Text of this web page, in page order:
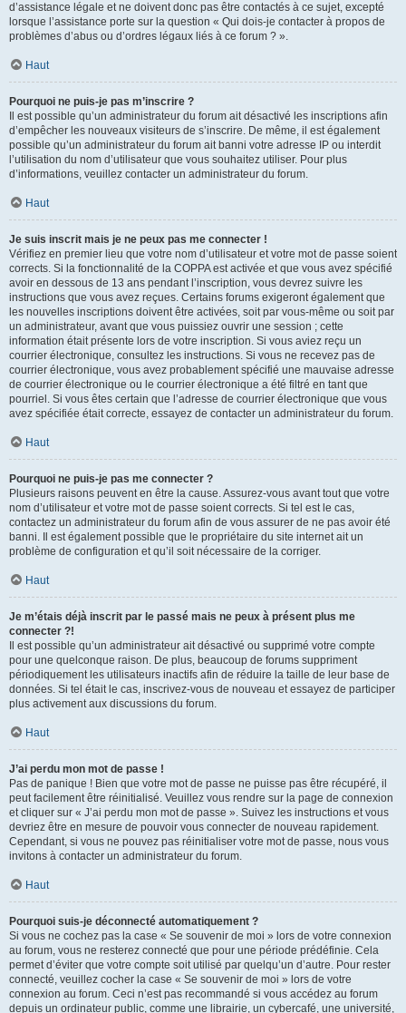
d’assistance légale et ne doivent donc pas être contactés à ce sujet, excepté
lorsque l’assistance porte sur la question « Qui dois-je contacter à propos de
problèmes d’abus ou d’ordres légaux liés à ce forum ? ».
Haut
Pourquoi ne puis-je pas m’inscrire ?
Il est possible qu’un administrateur du forum ait désactivé les inscriptions afin
d’empêcher les nouveaux visiteurs de s’inscrire. De même, il est également
possible qu’un administrateur du forum ait banni votre adresse IP ou interdit
l’utilisation du nom d’utilisateur que vous souhaitez utiliser. Pour plus
d’informations, veuillez contacter un administrateur du forum.
Haut
Je suis inscrit mais je ne peux pas me connecter !
Vérifiez en premier lieu que votre nom d’utilisateur et votre mot de passe soient
corrects. Si la fonctionnalité de la COPPA est activée et que vous avez spécifié
avoir en dessous de 13 ans pendant l’inscription, vous devrez suivre les
instructions que vous avez reçues. Certains forums exigeront également que
les nouvelles inscriptions doivent être activées, soit par vous-même ou soit par
un administrateur, avant que vous puissiez ouvrir une session ; cette
information était présente lors de votre inscription. Si vous aviez reçu un
courrier électronique, consultez les instructions. Si vous ne recevez pas de
courrier électronique, vous avez probablement spécifié une mauvaise adresse
de courrier électronique ou le courrier électronique a été filtré en tant que
pourriel. Si vous êtes certain que l’adresse de courrier électronique que vous
avez spécifiée était correcte, essayez de contacter un administrateur du forum.
Haut
Pourquoi ne puis-je pas me connecter ?
Plusieurs raisons peuvent en être la cause. Assurez-vous avant tout que votre
nom d’utilisateur et votre mot de passe soient corrects. Si tel est le cas,
contactez un administrateur du forum afin de vous assurer de ne pas avoir été
banni. Il est également possible que le propriétaire du site internet ait un
problème de configuration et qu’il soit nécessaire de la corriger.
Haut
Je m’étais déjà inscrit par le passé mais ne peux à présent plus me
connecter ?!
Il est possible qu’un administrateur ait désactivé ou supprimé votre compte
pour une quelconque raison. De plus, beaucoup de forums suppriment
périodiquement les utilisateurs inactifs afin de réduire la taille de leur base de
données. Si tel était le cas, inscrivez-vous de nouveau et essayez de participer
plus activement aux discussions du forum.
Haut
J’ai perdu mon mot de passe !
Pas de panique ! Bien que votre mot de passe ne puisse pas être récupéré, il
peut facilement être réinitialisé. Veuillez vous rendre sur la page de connexion
et cliquer sur « J’ai perdu mon mot de passe ». Suivez les instructions et vous
devriez être en mesure de pouvoir vous connecter de nouveau rapidement.
Cependant, si vous ne pouvez pas réinitialiser votre mot de passe, nous vous
invitons à contacter un administrateur du forum.
Haut
Pourquoi suis-je déconnecté automatiquement ?
Si vous ne cochez pas la case « Se souvenir de moi » lors de votre connexion
au forum, vous ne resterez connecté que pour une période prédéfinie. Cela
permet d’éviter que votre compte soit utilisé par quelqu’un d’autre. Pour rester
connecté, veuillez cocher la case « Se souvenir de moi » lors de votre
connexion au forum. Ceci n’est pas recommandé si vous accédez au forum
depuis un ordinateur public, comme une librairie, un cybercafé, une université,